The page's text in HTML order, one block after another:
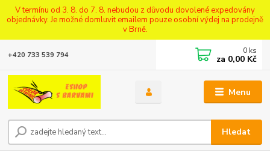
V termínu od 3. 8. do 7. 8. nebudou z důvodu dovolené expedovány
objednávky. Je možné domluvit emailem pouze osobní výdej na prodejně
v Brně.
Menu
Hledat
+420 733 539 794 0 ks
za 0,00 Kč